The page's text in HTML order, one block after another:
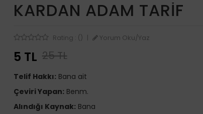
KARDAN ADAM TARIF
Rating : () Yorum Oku/Yaz
5 TL 25 TL
Telif Hakkı: Bana ait
Çeviri Yapan: Benm.
Alındığı Kaynak: Bana